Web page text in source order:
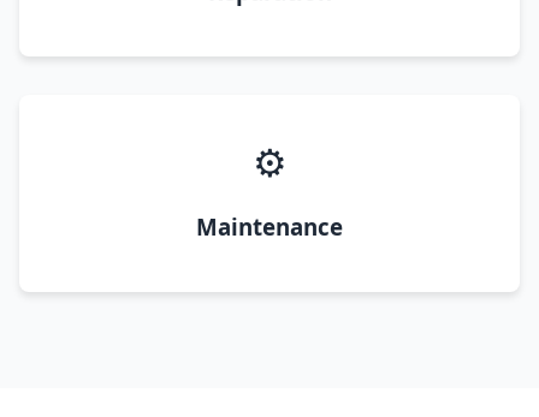
⚙️
Maintenance